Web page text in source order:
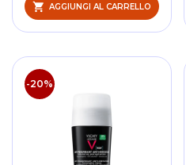
AGGIUNGI AL CARRELLO
-20%